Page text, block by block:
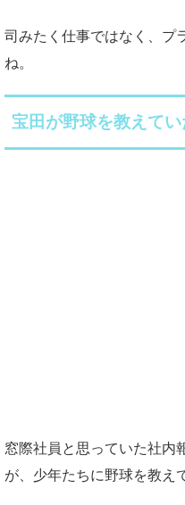
司みたく仕事ではなく、プ
ね。
宝田が野球を教えて
窓際社員と思っていた社内
が、少年たちに野球を教え